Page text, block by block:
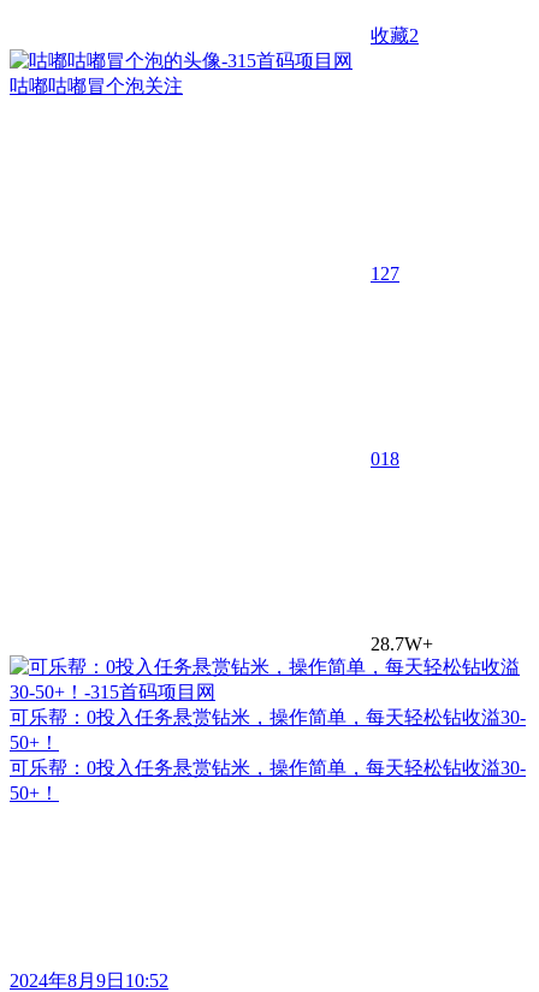
收藏2
咕嘟咕嘟冒个泡关注
127
018
28.7W+
可乐帮：0投入任务悬赏钻米，操作简单，每天轻松钻收溢30-
50+！
可乐帮：0投入任务悬赏钻米，操作简单，每天轻松钻收溢30-
50+！
2024年8月9日10:52